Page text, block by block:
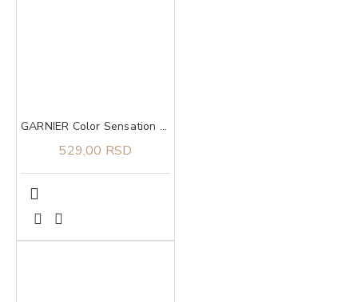
GARNIER Color Sensation boja za kosu 5.0 Luminous light brown
529,00 RSD